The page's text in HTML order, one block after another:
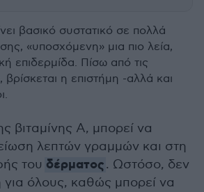
βασικό συστατικό σε πολλά
«υποσχόμενη» μια πιο λεία,
επιδερμίδα. Πίσω από τις
η επιστήμη -αλλά και
βιταμίνης A, μπορεί να
λεπτών γραμμών και στη
του δέρματος. Ωστόσο, δεν
για όλους, καθώς μπορεί να